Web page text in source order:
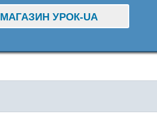
МАГАЗИН УРОК-UA